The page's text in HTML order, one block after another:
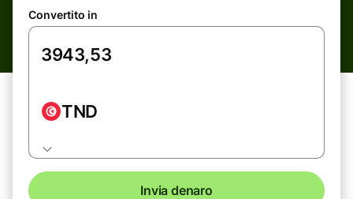
Convertito in
TND
Invia denaro